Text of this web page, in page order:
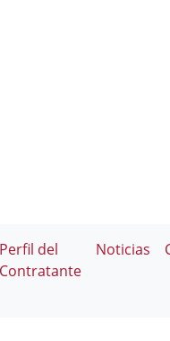
Perfil del
Contratante
Noticias